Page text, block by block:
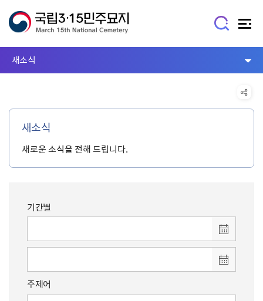
새소식
새소식
새로운 소식을 전해 드립니다.
기간별
주제어